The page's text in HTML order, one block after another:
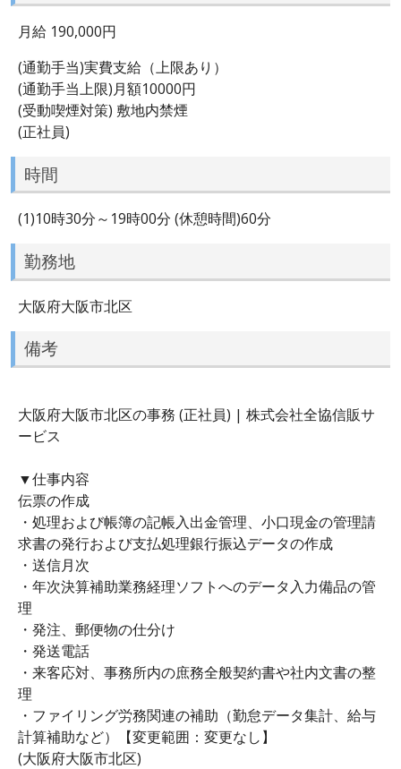
月給 190,000円
(通勤手当)実費支給（上限あり）
(通勤手当上限)月額10000円
(受動喫煙対策) 敷地内禁煙
(正社員)
時間
(1)10時30分～19時00分 (休憩時間)60分
勤務地
大阪府大阪市北区
備考
大阪府大阪市北区の事務 (正社員) | 株式会社全協信販サ
ービス
▼仕事内容
伝票の作成
・処理および帳簿の記帳入出金管理、小口現金の管理請
求書の発行および支払処理銀行振込データの作成
・送信月次
・年次決算補助業務経理ソフトへのデータ入力備品の管
理
・発注、郵便物の仕分け
・発送電話
・来客応対、事務所内の庶務全般契約書や社内文書の整
理
・ファイリング労務関連の補助（勤怠データ集計、給与
計算補助など）【変更範囲：変更なし】
(大阪府大阪市北区)